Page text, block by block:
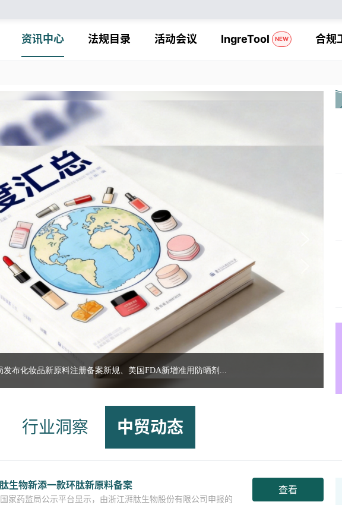
资讯中心 法规目录 活动会议 IngreTool NEW 合规
布化妆品新原料注册备案新规、美国FDA新增准用防晒剂...
行业洞察 中贸动态
生物新添一款环肽新原料备案
家药监局公示平台显示，由浙江湃肽生物股份有限公司申报的
查看